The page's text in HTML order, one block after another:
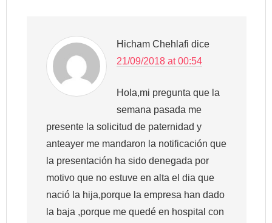
Hicham Chehlafi dice
21/09/2018 at 00:54
Hola,mi pregunta que la
semana pasada me
presente la solicitud de paternidad y
anteayer me mandaron la notificación que
la presentación ha sido denegada por
motivo que no estuve en alta el dia que
nació la hija,porque la empresa han dado
la baja ,porque me quedé en hospital con